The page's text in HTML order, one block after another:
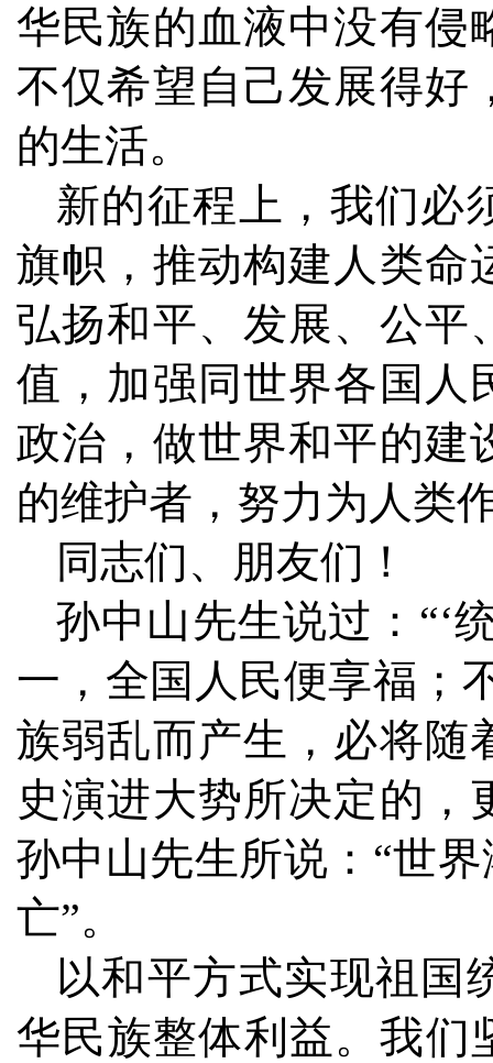
华民族的血液中没有侵
不仅希望自己发展得好
的生活。
新的征程上，我们必
旗帜，推动构建人类命
弘扬和平、发展、公平
值，加强同世界各国人
政治，做世界和平的建
的维护者，努力为人类
同志们、朋友们！
孙中山先生说过：“‘
一，全国人民便享福；
族弱乱而产生，必将随
史演进大势所决定的，
孙中山先生所说：“世
亡”。
以和平方式实现祖国
华民族整体利益。我们